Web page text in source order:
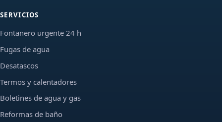
SERVICIOS
Fontanero urgente 24 h
Fugas de agua
Desatascos
Termos y calentadores
Boletines de agua y gas
Reformas de baño